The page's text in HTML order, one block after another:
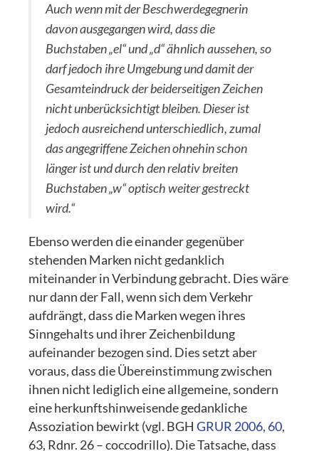
Auch wenn mit der Beschwerdegegnerin
davon ausgegangen wird, dass die
Buchstaben „el“ und „d“ ähnlich aussehen, so
darf jedoch ihre Umgebung und damit der
Gesamteindruck der beiderseitigen Zeichen
nicht unberücksichtigt bleiben. Dieser ist
jedoch ausreichend unterschiedlich, zumal
das angegriffene Zeichen ohnehin schon
länger ist und durch den relativ breiten
Buchstaben „w“ optisch weiter gestreckt
wird.“
Ebenso werden die einander gegenüber
stehenden Marken nicht gedanklich
miteinander in Verbindung gebracht. Dies wäre
nur dann der Fall, wenn sich dem Verkehr
aufdrängt, dass die Marken wegen ihres
Sinngehalts und ihrer Zeichenbildung
aufeinander bezogen sind. Dies setzt aber
voraus, dass die Übereinstimmung zwischen
ihnen nicht lediglich eine allgemeine, sondern
eine herkunftshinweisende gedankliche
Assoziation bewirkt (vgl. BGHGRUR 2006, 60,
63, Rdnr. 26 – coccodrillo). Die Tatsache, dass